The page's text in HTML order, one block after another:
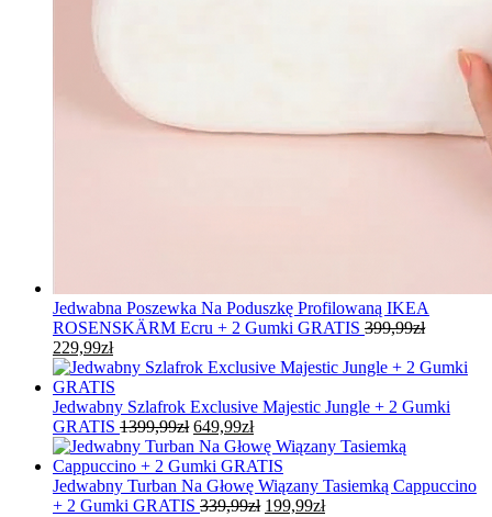
Jedwabna Poszewka Na Poduszkę Profilowaną IKEA
ROSENSKÄRM Ecru + 2 Gumki GRATIS 399,99zł
Pierwotna
cena
wynosiła:
399,99zł.
229,99złAktualna
cena
wynosi:
229,99zł.
Jedwabny Szlafrok Exclusive Majestic Jungle + 2 Gumki
GRATIS 1399,99zł Pierwotna
cena
wynosiła:
1399,99zł.
649,99złAktualna
cena
wynosi:
649,99zł.
Jedwabny Turban Na Głowę Wiązany Tasiemką Cappuccino
+ 2 Gumki GRATIS 339,99zł Pierwotna
199,99złAktualna